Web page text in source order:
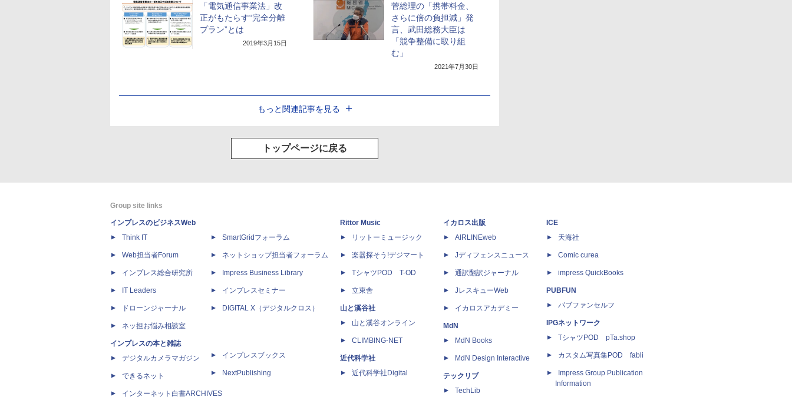
「電気通信事業法」改
正がもたらす“完全分離
プラン”とは
2019年3月15日
菅総理の「携帯料金、
さらに倍の負担減」発
言、武田総務大臣は
「競争整備に取り組
む」
2021年7月30日
もっと関連記事を見る
トップページに戻る
Group site links
インプレスのビジネスWeb
Think IT
Web担当者Forum
インプレス総合研究所
IT Leaders
ドローンジャーナル
ネッ担お悩み相談室
インプレスの本と雑誌
デジタルカメラマガジン
できるネット
インターネット白書ARCHIVES
SmartGridフォーラム
ネットショップ担当者フォーラム
Impress Business Library
インプレスセミナー
DIGITAL X（デジタルクロス）
インプレスブックス
NextPublishing
Rittor Music
リットーミュージック
楽器探そう!デジマート
TシャツPOD T-OD
立東舎
山と溪谷社
山と溪谷オンライン
CLIMBING-NET
近代科学社
近代科学社Digital
イカロス出版
AIRLINEweb
Jディフェンスニュース
通訳翻訳ジャーナル
JレスキューWeb
イカロスアカデミー
MdN
MdN Books
MdN Design Interactive
テックリブ
TechLib
ICE
天海社
Comic curea
impress QuickBooks
PUBFUN
パブファンセルフ
IPGネットワーク
TシャツPOD pTa.shop
カスタム写真集POD fabli
Impress Group Publication
Information